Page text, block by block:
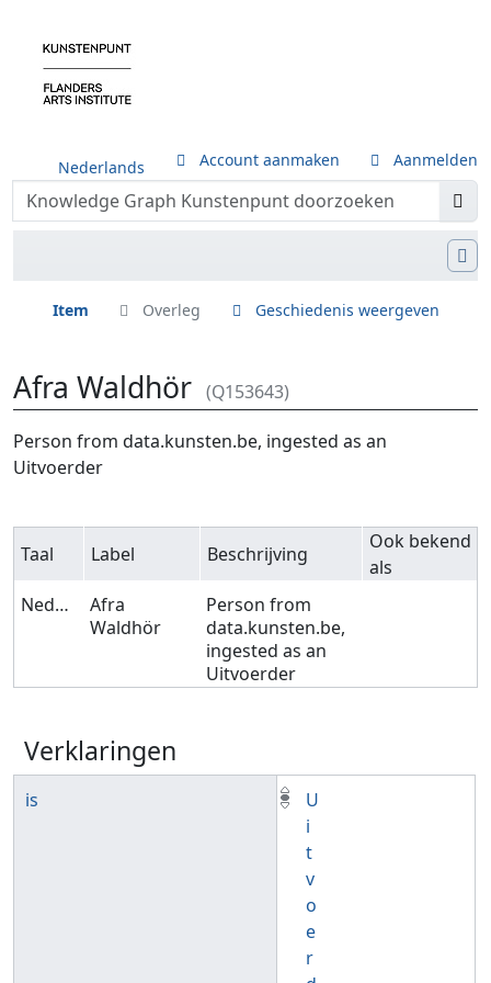
Nederlands Account aanmaken Aanmelden
Item Overleg Geschiedenis weergeven
Afra Waldhör (Q153643)
Ga naar:navigatie,zoeken
Person from data.kunsten.be, ingested as an
Uitvoerder
Taal Label Beschrijving
Ook bekend
als
Nederlands
Afra
Waldhör
Person from
data.kunsten.be,
ingested as an
Uitvoerder
Verklaringen
is
U
i
t
v
o
e
r